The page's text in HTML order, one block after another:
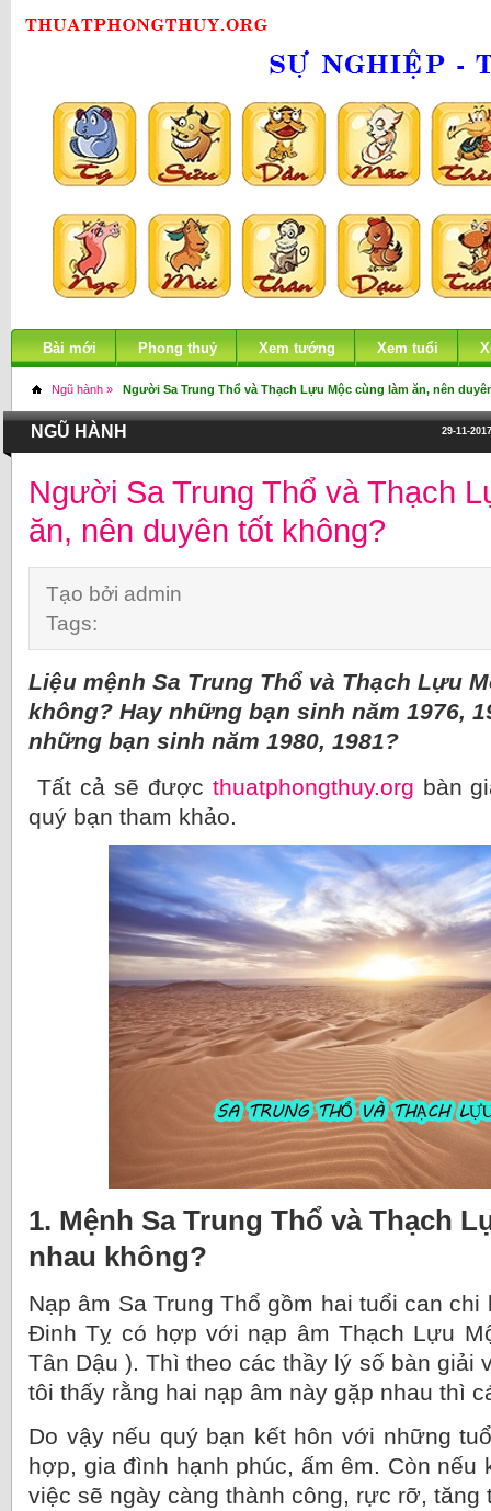
Bài mới Phong thuỷ Xem tướng Xem tuổi
Ngũ hành » Người Sa Trung Thổ và Thạch Lựu Mộc cùng làm ăn, nên
29-11-
NGŨ HÀNH
Người Sa Trung Thổ và Thạch
ăn, nên duyên tốt không?
Tạo bởi admin
Tags:
Liệu mệnh Sa Trung Thổ và Thạch Lựu
không? Hay những bạn sinh năm 1976,
những bạn sinh năm 1980, 1981?
Tất cả sẽ được thuatphongthuy.org bàn
quý bạn tham khảo.
1. Mệnh Sa Trung Thổ và Thạch
nhau không?
Nạp âm Sa Trung Thổ gồm hai tuổi can
Đinh Tỵ có hợp với nạp âm Thạch Lựu
Tân Dậu ). Thì theo các thầy lý số bàn giải
tôi thấy rằng hai nạp âm này gặp nhau thì
Do vậy nếu quý bạn kết hôn với những
hợp, gia đình hạnh phúc, ấm êm. Còn nếu
việc sẽ ngày càng thành công, rực rỡ, tăng